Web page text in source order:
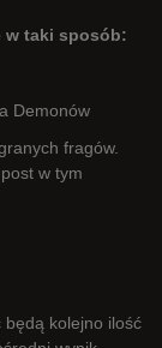
w taki sposób:
Demonów
fragów.
w tym
będą kolejno ilość